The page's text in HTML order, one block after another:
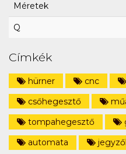
Méretek
Q
Címkék
hürner cnc
csőhegesztő
tompahegesztő
automata